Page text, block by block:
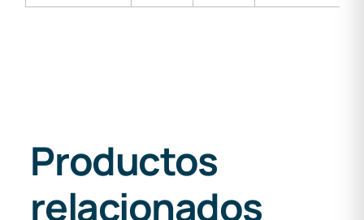
Productos
relacionados